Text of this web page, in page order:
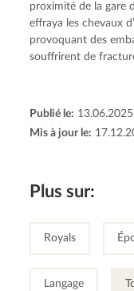
proximité de la gare
effraya les chevaux
provoquant des
souffrirent de
Publié le: 13.06.2025
Mis à jour le:
Plus sur:
Royals
Langage